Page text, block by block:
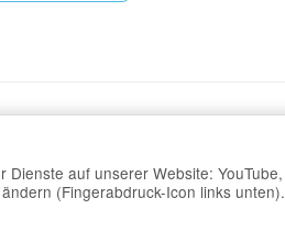
auf unserer Website:
(Fingerabdruck-Icon links